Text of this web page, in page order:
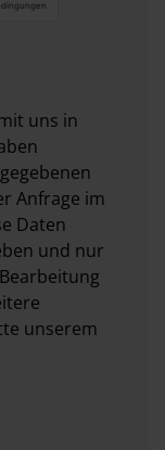
uns in
Anfrage im
Daten
und nur
unserem